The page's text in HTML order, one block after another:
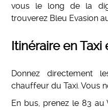
vous le long de la
trouverez Bleu Evasion
Itinéraire en
Donnez directement
chauffeur du Taxi. Vous
En bus, prenez le 83 au